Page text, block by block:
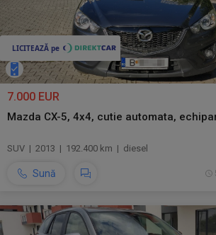
7.000 EUR
Mazda CX-5, 4x4, cutie automata,
SUV | 2013 | 192.400 km | diesel
Sună